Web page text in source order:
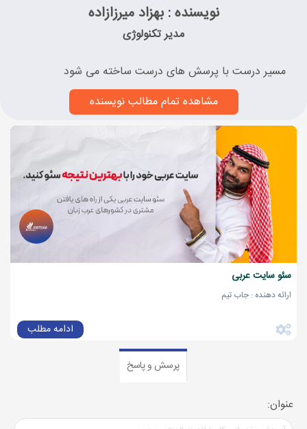
نویسنده : بهزاد میرزازاده
مدیر تکنولوژی
مسیر درست با پرسش های درست ساخته می شود
مشاهده تمام مطالب نویسنده
سئو سایت عربی
ارائه دهنده : جاب تیم
ادامه مطلب
پرسش و پاسخ
عنوان: